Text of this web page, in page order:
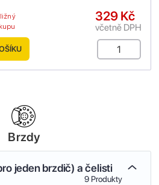
329 Kč
včetně DPH
Brzdy
jeden brzdič) a čelisti
9 Produkty